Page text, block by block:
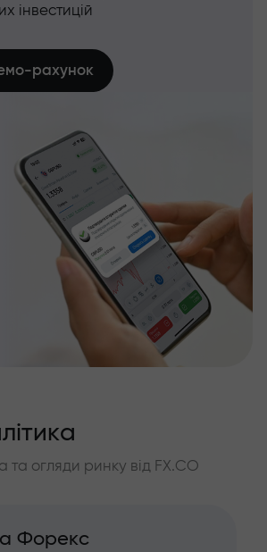
інвестицій
рахунок
та огляди ринку від FX.CO
Форекс